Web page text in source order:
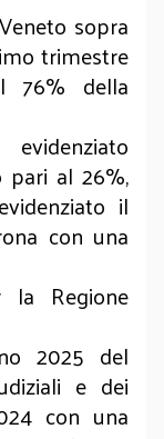
sopra
trimestre
76% della
pari al 26%,
il
con una
Regione
2025 del
e dei
con una